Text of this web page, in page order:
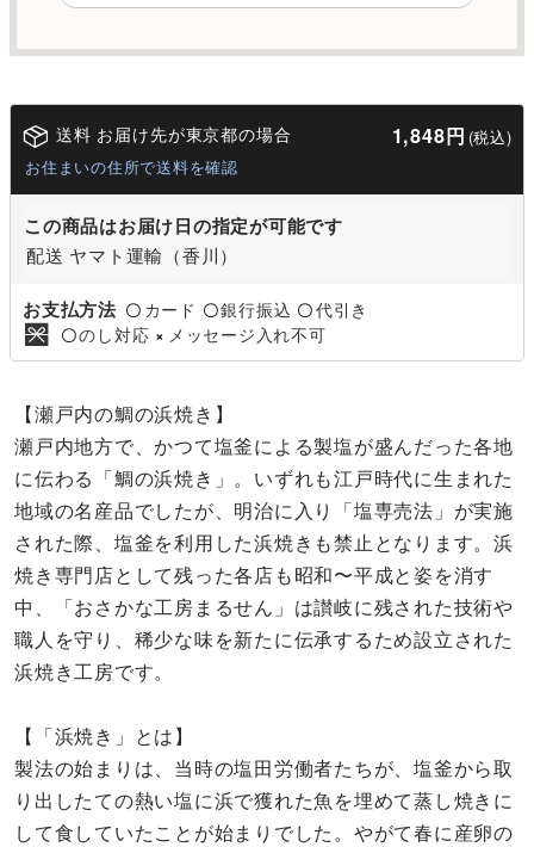
送料 お届け先が東京都の場合 1,848円 (税込)
お住まいの住所で送料を確認
この商品はお届け日の指定が可能です
配送 ヤマト運輸（香川）
お支払方法 〇 カード 〇銀行振込 〇代引き
〇のし対応 × メッセージ入れ不可
【瀬戸内の鯛の浜焼き】
瀬戸内地方で、かつて塩釜による製塩が盛んだった各地
に伝わる「鯛の浜焼き」。いずれも江戸時代に生まれた
地域の名産品でしたが、明治に入り「塩専売法」が実施
された際、塩釜を利用した浜焼きも禁止となります。浜
焼き専門店として残った各店も昭和〜平成と姿を消す
中、「おさかな工房まるせん」は讃岐に残された技術や
職人を守り、稀少な味を新たに伝承するため設立された
浜焼き工房です。
【「浜焼き」とは】
製法の始まりは、当時の塩田労働者たちが、塩釜から取
り出したての熱い塩に浜で獲れた魚を埋めて蒸し焼きに
して食していたことが始まりでした。やがて春に産卵の